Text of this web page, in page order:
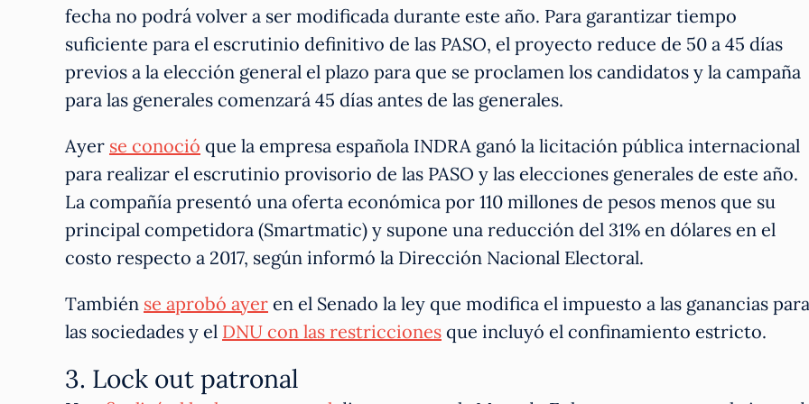
fecha no podrá volver a ser modificada durante este año. Para garantizar tiempo
suficiente para el escrutinio definitivo de las PASO, el proyecto reduce de 50 a 45 días
previos a la elección general el plazo para que se proclamen los candidatos y la campaña
para las generales comenzará 45 días antes de las generales.
Ayer se conoció que la empresa española INDRA ganó la licitación pública internacional
para realizar el escrutinio provisorio de las PASO y las elecciones generales de este año.
La compañía presentó una oferta económica por 110 millones de pesos menos que su
principal competidora (Smartmatic) y supone una reducción del 31% en dólares en el
costo respecto a 2017, según informó la Dirección Nacional Electoral.
También se aprobó ayer en el Senado la ley que modifica el impuesto a las ganancias para
las sociedades y el DNU con las restricciones que incluyó el confinamiento estricto.
3. Lock out patronal